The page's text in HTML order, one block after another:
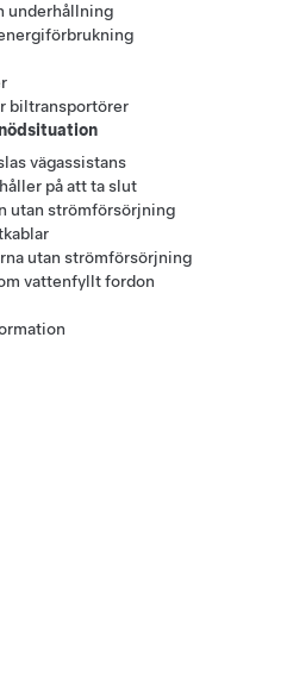
underhållning
biltransportörer
nödsituation
vägassistans
på att ta slut
utan strömförsörjning
utan strömförsörjning
vattenfyllt fordon